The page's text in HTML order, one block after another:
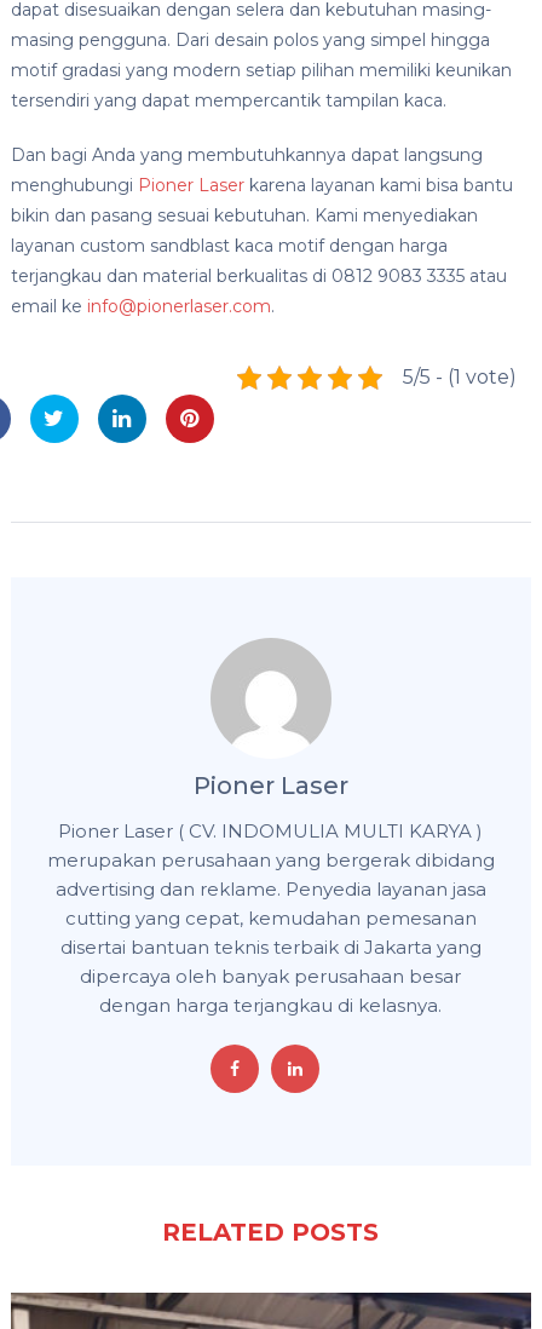
dapat disesuaikan dengan selera dan kebutuhan masing-
masing pengguna. Dari desain polos yang simpel hingga
motif gradasi yang modern setiap pilihan memiliki keunikan
tersendiri yang dapat mempercantik tampilan kaca.
Dan bagi Anda yang membutuhkannya dapat langsung
menghubungi Pioner Laserkarena layanan kami bisa bantu
bikin dan pasang sesuai kebutuhan. Kami menyediakan
layanan custom sandblast kaca motif dengan harga
terjangkau dan material berkualitas di 0812 9083 3335 atau
email ke info@pionerlaser.com.
5/5 - (1 vote)
Pioner Laser
Pioner Laser ( CV. INDOMULIA MULTI KARYA )
merupakan perusahaan yang bergerak dibidang
advertising dan reklame. Penyedia layanan jasa
cutting yang cepat, kemudahan pemesanan
disertai bantuan teknis terbaik di Jakarta yang
dipercaya oleh banyak perusahaan besar
dengan harga terjangkau di kelasnya.
RELATED POSTS